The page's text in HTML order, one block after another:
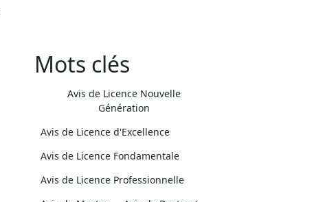
Mots clés
Avis de Licence Nouvelle
Génération
Avis de Licence d'Excellence
Avis de Licence Fondamentale
Avis de Licence Professionnelle